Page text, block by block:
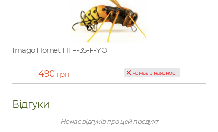
Imago Hornet HTF-35-F-YO
490 грн немає в наявності
Відгуки
Немає відгуків про цей продукт